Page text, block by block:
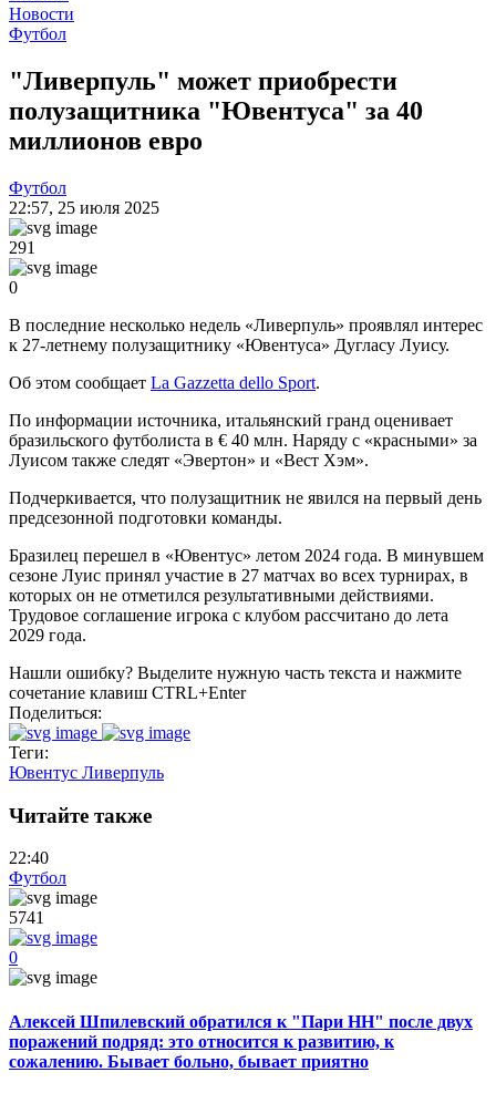
Новости
Футбол
"Ливерпуль" может приобрести
полузащитника "Ювентуса" за 40
миллионов евро
Футбол
22:57, 25 июля 2025
291
0
В последние несколько недель «Ливерпуль» проявлял интерес
к 27-летнему полузащитнику «Ювентуса» Дугласу Луису.
Об этом сообщает La Gazzetta dello Sport.
По информации источника, итальянский гранд оценивает
бразильского футболиста в € 40 млн. Наряду с «красными» за
Луисом также следят «Эвертон» и «Вест Хэм».
Подчеркивается, что полузащитник не явился на первый день
предсезонной подготовки команды.
Бразилец перешел в «Ювентус» летом 2024 года. В минувшем
сезоне Луис принял участие в 27 матчах во всех турнирах, в
которых он не отметился результативными действиями.
Трудовое соглашение игрока с клубом рассчитано до лета
2029 года.
Нашли ошибку? Выделите нужную часть текста и нажмите
сочетание клавиш CTRL+Enter
Поделиться:
Теги:
Ювентус Ливерпуль
Читайте также
22:40
Футбол
5741
0
Алексей Шпилевский обратился к "Пари НН" после двух
поражений подряд: это относится к развитию, к
сожалению. Бывает больно, бывает приятно